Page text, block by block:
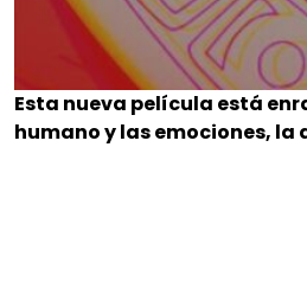
Esta nueva película está
humano y las emociones, la